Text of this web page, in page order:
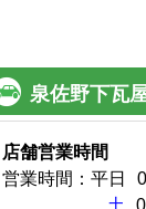
泉佐野下瓦
店舗営業時間
営業時間： 平日
土